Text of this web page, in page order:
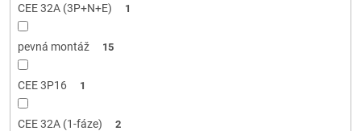
CEE 32A (3P+N+E) 1
pevná montáž 15
CEE 3P16 1
CEE 32A (1-fáze) 2